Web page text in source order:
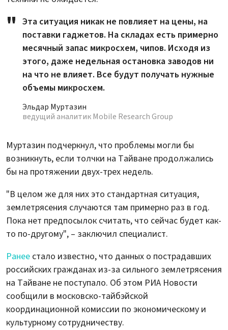
Эта ситуация никак не повлияет на цены, на
поставки гаджетов. На складах есть примерно
месячный запас микросхем, чипов. Исходя из
этого, даже недельная остановка заводов ни
на что не влияет. Все будут получать нужные
объемы микросхем.
Эльдар Муртазин
ведущий аналитик Mobile Research Group
Муртазин подчеркнул, что проблемы могли бы
возникнуть, если толчки на Тайване продолжались
бы на протяжении двух-трех недель.
"В целом же для них это стандартная ситуация,
землетрясения случаются там примерно раз в год.
Пока нет предпосылок считать, что сейчас будет как-
то по-другому", – заключил специалист.
Ранее стало известно, что данных о пострадавших
российских гражданах из-за сильного землетрясения
на Тайване не поступало. Об этом РИА Новости
сообщили в московско-тайбэйской
координационной комиссии по экономическому и
культурному сотрудничеству.